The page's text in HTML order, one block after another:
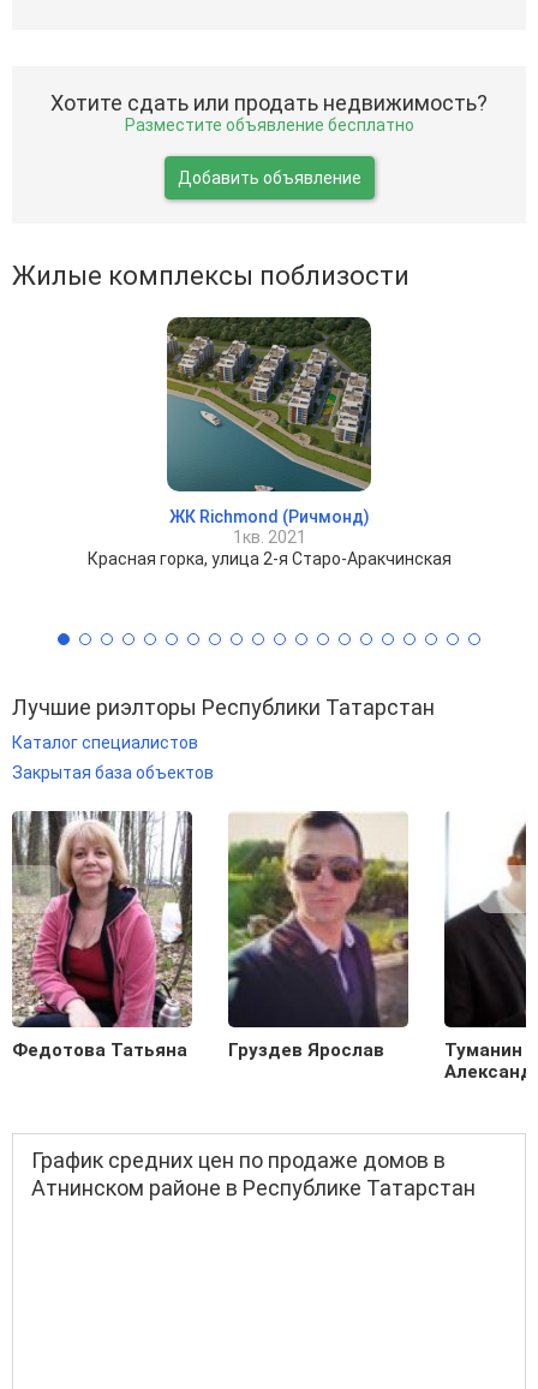
Хотите сдать или продать недвижимость?
Разместите объявление бесплатно
Добавить объявление
Жилые комплексы поблизости
ЖК Richmond (Ричмонд)
1кв. 2021
Красная горка, улица 2-я Старо-Аракчинская
Лучшие риэлторы Республики Татарстан
Каталог специалистов
Закрытая база объектов
Федотова Татьяна Груздев Ярослав
Туманин
График средних цен по продаже домов в
Атнинском районе в Республике Татарстан